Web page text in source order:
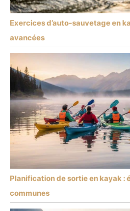
Exercices d’auto-sauvetage en
avancées
Planification de sortie en kayak :
communes